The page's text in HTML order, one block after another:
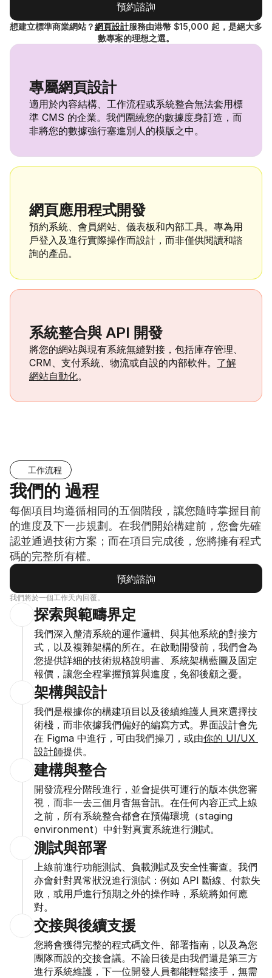
預約諮詢
想建立標準商業網站？網頁設計服務由港幣 $15,000 起，是絕大多
數專案的理想之選。
專屬網頁設計
適用於內容結構、工作流程或系統整合無法套用標
準 CMS 的企業。我們圍繞您的數據度身訂造，而
非將您的數據強行塞進別人的模版之中。
網頁應用程式開發
預約系統、會員網站、儀表板和內部工具。專為用
戶登入及進行實際操作而設計，而非僅供閱讀和諮
詢的產品。
系統整合與 API 開發
將您的網站與現有系統無縫對接，包括庫存管理、
CRM、支付系統、物流或自設的內部軟件。 了解
網站自動化。
工作流程
我們的 過程
每個項目均遵循相同的五個階段，讓您隨時掌握目前
的進度及下一步規劃。在我們開始構建前，您會先確
認並通過技術方案；而在項目完成後，您將擁有程式
碼的完整所有權。
預約諮詢
預約諮詢
我們將於一個工作天內回覆。
探索與範疇界定
我們深入釐清系統的運作邏輯、與其他系統的對接方
式，以及複雜架構的所在。在啟動開發前，我們會為
您提供詳細的技術規格說明書、系統架構藍圖及固定
報價，讓您全程掌握預算與進度，免卻後顧之憂。
架構與設計
我們是根據你的構建項目以及後續維護人員來選擇技
術棧，而非依據我們偏好的編寫方式。界面設計會先
在 Figma 中進行，可由我們操刀，或由你的 UI/UX
設計師提供。
建構與整合
開發流程分階段進行，並會提供可運行的版本供您審
視，而非一去三個月杳無音訊。在任何內容正式上線
之前，所有系統整合都會在預備環境（staging
environment）中針對真實系統進行測試。
測試與部署
上線前進行功能測試、負載測試及安全性審查。我們
亦會針對異常狀況進行測試：例如 API 斷線、付款失
敗，或用戶進行預期之外的操作時，系統將如何應
對。
交接與後續支援
您將會獲得完整的程式碼文件、部署指南，以及為您
團隊而設的交接會議。不論日後是由我們還是第三方
進行系統維護，下一位開發人員都能輕鬆接手，無需